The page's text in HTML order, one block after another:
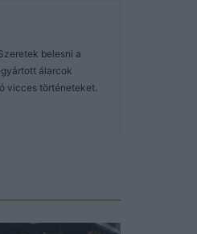
belesni a
álarcok
vicces történeteket.